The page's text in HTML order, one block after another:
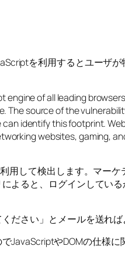
を利用するとユーザ
of all leading
source of the
identify this footprint.
websites, gaming,
して検出します。マーケ
よると、ログインしてい
さい」とメールを送れば
JavaScriptやDOMの仕様